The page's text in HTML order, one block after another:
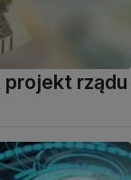
projekt rządu